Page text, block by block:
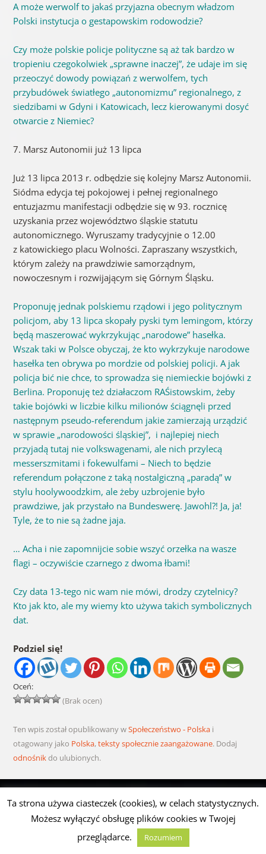
A może werwolf to jakaś przyjazna obecnym władzom
Polski instytucja o gestapowskim rodowodzie?
Czy może polskie policje polityczne są aż tak bardzo w
tropieniu czegokolwiek „sprawne inaczej”, że udaje im się
przeoczyć dowody powiązań z werwolfem, tych
przybudówek światłego „autonomizmu” regionalnego, z
siedzibami w Gdyni i Katowicach, lecz kierowanymi dosyć
otwarcie z Niemiec?
7. Marsz Autonomii już 13 lipca
Już 13 lipca 2013 r. odbędzie się kolejny Marsz Autonomii.
Siódma edycja tej pokojowej i pełnej regionalnego
entuzjazmu manifestacji odbędzie się w 93. rocznicę
uzyskania przez województwo śląskie statutu
autonomicznego. Wyruszamy tradycyjnie o 12.00
z katowickiego placu Wolności. Zapraszany wszystkich,
którym zależy na prawdziwie samorządnym,
nowoczesnym i rozwijającym się Górnym Śląsku.
Proponuję jednak polskiemu rządowi i jego politycznym
policjom, aby 13 lipca skopały pyski tym lemingom, którzy
będą maszerować wykrzykując „narodowe” hasełka.
Wszak taki w Polsce obyczaj, że kto wykrzykuje narodowe
hasełka ten obrywa po mordzie od polskiej policji. A jak
policja bić nie chce, to sprowadza się niemieckie bojówki z
Berlina. Proponuję też działaczom RAŚistowskim, żeby
takie bojówki w liczbie kilku milionów ściągnęli przed
następnym pseudo-referendum jakie zamierzają urządzić
w sprawie „narodowości śląskiej”, i najlepiej niech
przyjadą tutaj nie volkswagenami, ale nich przylecą
messerszmitami i fokewulfami – Niech to będzie
referendum połączone z taką nostalgiczną „paradą” w
stylu hoolywoodzkim, ale żeby uzbrojenie było
prawdziwe, jak przystało na Bundeswerę. Jawohl?! Ja, ja!
Tyle, że to nie są żadne jaja.
… Acha i nie zapomnijcie sobie wszyć orzełka na wasze
flagi – oczywiście czarnego z dwoma łbami!
Czy data 13-tego nic wam nie mówi, drodzy czytelnicy?
Kto jak kto, ale my wiemy kto używa takich symbolicznych
dat.
Podziel się!
Oceń:
(Brak ocen)
Ten wpis został opublikowany wSpołeczeństwo - Polskai
otagowany jako Polska,teksty społecznie zaangażowane. Dodaj
odnośnikdo ulubionych.
Nawigacja wpisu
Marcowe Wołanie Słońca
Wielcy Polacy – Jan
Czochralski (1885 – 1953) –
ojciec światowej elektroniki.
Ta strona używa ciasteczek (cookies), w celach statystycznych.
Możesz wyłączyć obsługę plików cookies w Twojej
przeglądarce.
Rozumiem